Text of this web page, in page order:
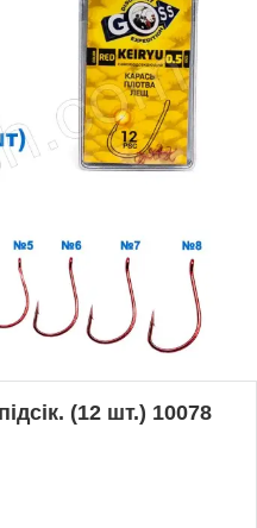
(12 шт.) 10078